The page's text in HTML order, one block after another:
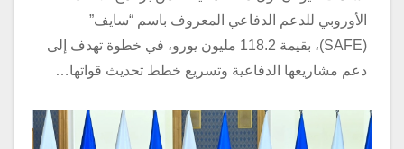
الأوروبي للدعم الدفاعي المعروف باسم “سايف”
(SAFE)، بقيمة 118.2 مليون يورو، في خطوة تهدف إلى
دعم مشاريعها الدفاعية وتسريع خطط تحديث قواتها…